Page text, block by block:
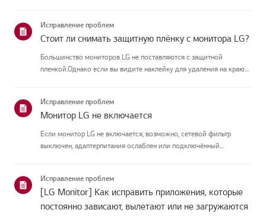
настройки зву...
Исправление проблем
Стоит ли снимать защитную плёнку с монитора LG?
Большинство мониторов LG не поставляются с защитной
пленкой.Однако если вы видите наклейку для удаления на краю
таких случая...
Исправление проблем
Монитор LG не включается
Если монитор LG не включается, возможно, сетевой фильтр
выключен, адаптерпитания ослаблен или подключённый
питании.Затем п...
Исправление проблем
[LG Monitor] Как исправить приложения, которые
постоянно зависают, вылетают или не загружаются